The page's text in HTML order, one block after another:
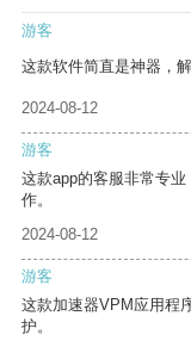
游客
这款软件简直是神器，
2024-08-12
游客
这款app的客服非常专
作。
2024-08-12
游客
这款加速器VPM应用程
护。